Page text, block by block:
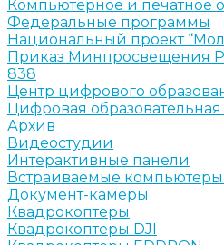
Компьютерное и печатное
Федеральные программы
Национальный проект
Приказ Минпросвещения
838
Центр цифрового
Цифровая
Архив
Видеостудии
Интерактивные панели
Встраиваемые компьютеры
Документ-камеры
Квадрокоптеры
Квадрокоптеры DJI